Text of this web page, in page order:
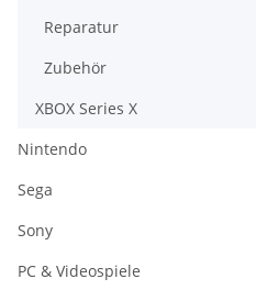
Reparatur
Zubehör
XBOX Series X
Nintendo
Sega
Sony
PC & Videospiele